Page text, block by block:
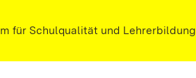
Fenster)
für Schulqualität und Lehrerbildung